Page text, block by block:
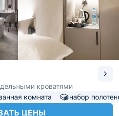
кроватями
комната набор
ЦЕНЫ